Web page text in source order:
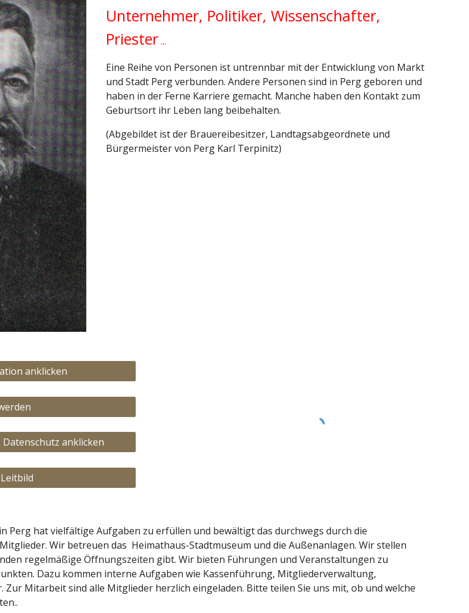
Unternehmer, Politiker, Wissenschafter,
Priester ...
Eine Reihe von Personen ist untrennbar mit der Entwicklung von Markt
und Stadt Perg verbunden. Andere Personen sind in Perg geboren und
haben in der Ferne Karriere gemacht. Manche haben den Kontakt zum
Geburtsort ihr Leben lang beibehalten.
(Abgebildet ist der Brauereibesitzer, Landtagsabgeordnete und
Bürgermeister von Perg Karl Terpinitz)
anklicken
anklicken
Perg hat vielfältige Aufgaben zu erfüllen und bewältigt das durchwegs durch die
Wir betreuen das Heimathaus-Stadtmuseum und die Außenanlagen. Wir stellen
regelmäßige Öffnungszeiten gibt. Wir bieten Führungen und Veranstaltungen zu
Dazu kommen interne Aufgaben wie Kassenführung, Mitgliederverwaltung,
Mitarbeit sind alle Mitglieder herzlich eingeladen. Bitte teilen Sie uns mit, ob und welche